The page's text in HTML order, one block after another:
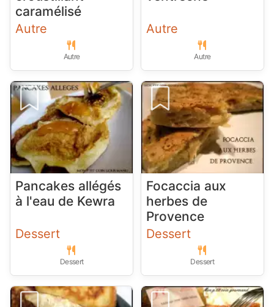
caramélisé
Autre
Autre
Autre
Autre
Pancakes allégés
à l'eau de Kewra
Dessert
Dessert
Focaccia aux
herbes de
Provence
Dessert
Dessert